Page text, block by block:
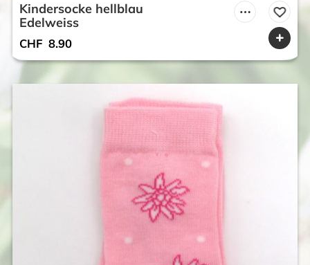
Kindersocke hellblau
Edelweiss
CHF 8.90